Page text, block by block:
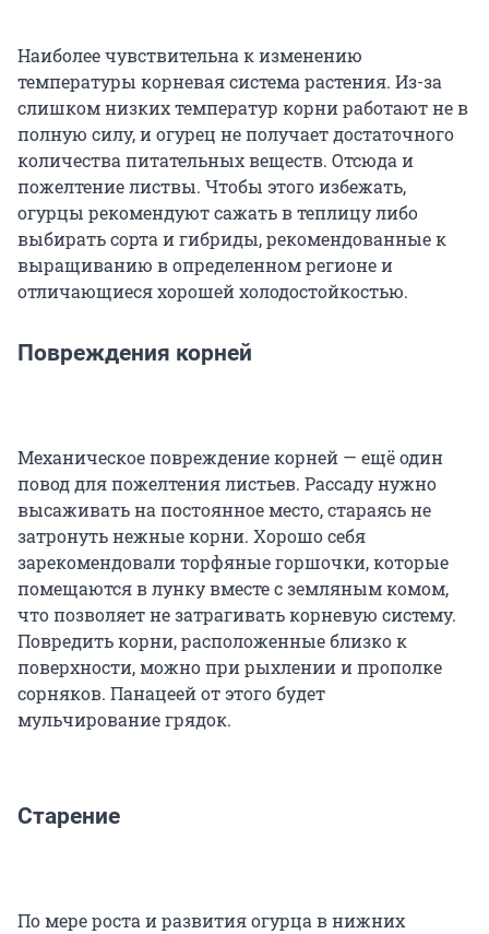
Наиболее чувствительна к изменению
температуры корневая система растения. Из-за
слишком низких температур корни работают не в
полную силу, и огурец не получает достаточного
количества питательных веществ. Отсюда и
пожелтение листвы. Чтобы этого избежать,
огурцы рекомендуют сажать в теплицу либо
выбирать сорта и гибриды, рекомендованные к
выращиванию в определенном регионе и
отличающиеся хорошей холодостойкостью.
Повреждения корней
Механическое повреждение корней — ещё один
повод для пожелтения листьев. Рассаду нужно
высаживать на постоянное место, стараясь не
затронуть нежные корни. Хорошо себя
зарекомендовали торфяные горшочки, которые
помещаются в лунку вместе с земляным комом,
что позволяет не затрагивать корневую систему.
Повредить корни, расположенные близко к
поверхности, можно при рыхлении и прополке
сорняков. Панацеей от этого будет
мульчирование грядок.
Старение
По мере роста и развития огурца в нижних